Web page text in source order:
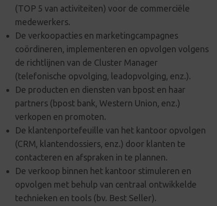
(TOP 5 van activiteiten) voor de commerciële
medewerkers.
De verkoopacties en marketingcampagnes
coördineren, implementeren en opvolgen volgens
de richtlijnen van de Cluster Manager
(telefonische opvolging, leadopvolging, enz.).
De producten en diensten van bpost en haar
partners (bpost bank, Western Union, enz.)
verkopen en promoten.
De klantenportefeuille van het kantoor opvolgen
(CRM, klantendossiers, enz.) door klanten te
contacteren en afspraken in te plannen.
De verkoop binnen het kantoor stimuleren en
opvolgen met behulp van centraal ontwikkelde
technieken en tools (bv. Best Seller).